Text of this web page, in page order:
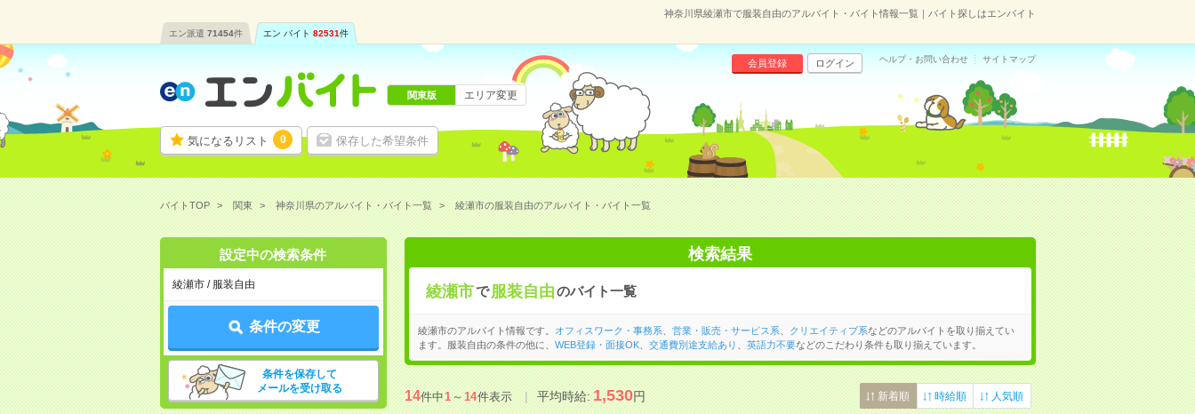
神奈川県綾瀬市で服装自由のアルバイト・バイト情報一覧｜バイト探しはエンバイト
エン派遣 71454件 エン バイト 82531件
気になるリスト 0 保存した希望条件
会員登録 ログイン ヘルプ・お問い合わせ サイトマップ
関東版 エリア変更
バイトTOP 関東 神奈川県のアルバイト・バイト一覧 綾瀬市の服装自由のアルバイト・バイト一覧
設定中の検索条件
綾瀬市 / 服装自由
条件の変更
条件を保存して
メールを受け取る
検索結果
綾瀬市で 服装自由のバイト一覧
綾瀬市のアルバイト情報です。 オフィスワーク・事務系 営業・販売・サービス系 クリエイティブ系などのアルバイトを取り揃えてい
ます。服装自由の条件の他に、 WEB登録・面接OK、 交通費別途支給あり 英語力不要などのこだわり条件も取り揃えています。
14件中1～14件表示 平均時給:1,530円 新着順 時給順 人気順